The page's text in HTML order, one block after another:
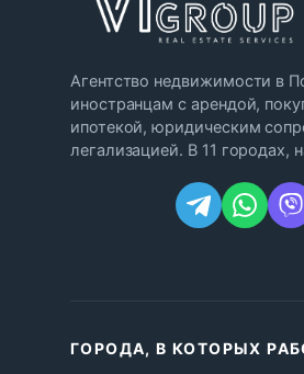
Агентство недвижимости в
иностранцам с арендой,
ипотекой, юридическим
легализацией. В 11 городах,
ГОРОДА, В КОТОРЫХ